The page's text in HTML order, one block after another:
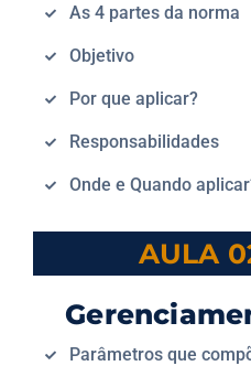
As 4 partes da norma
Objetivo
Por que aplicar?
Responsabilidades
Onde e Quando
AULA
Parâmetros que